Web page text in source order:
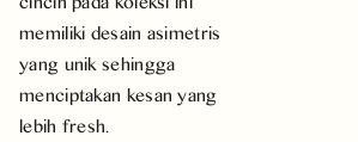
memiliki desain asimetris
yang unik sehingga
menciptakan kesan yang
lebih fresh.